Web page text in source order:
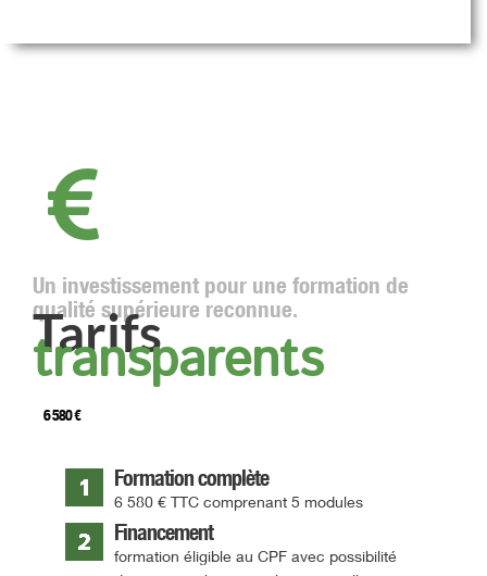
Un investissement pour une formation de
qualité supérieure reconnue.
Tarifs
transparents
6 580 €
Formation complète
6 580 € TTC comprenant 5 modules
Financement
formation éligible au CPF avec possibilité
Les grandes trajectoires commencent
souvent dans les périodes difficiles.